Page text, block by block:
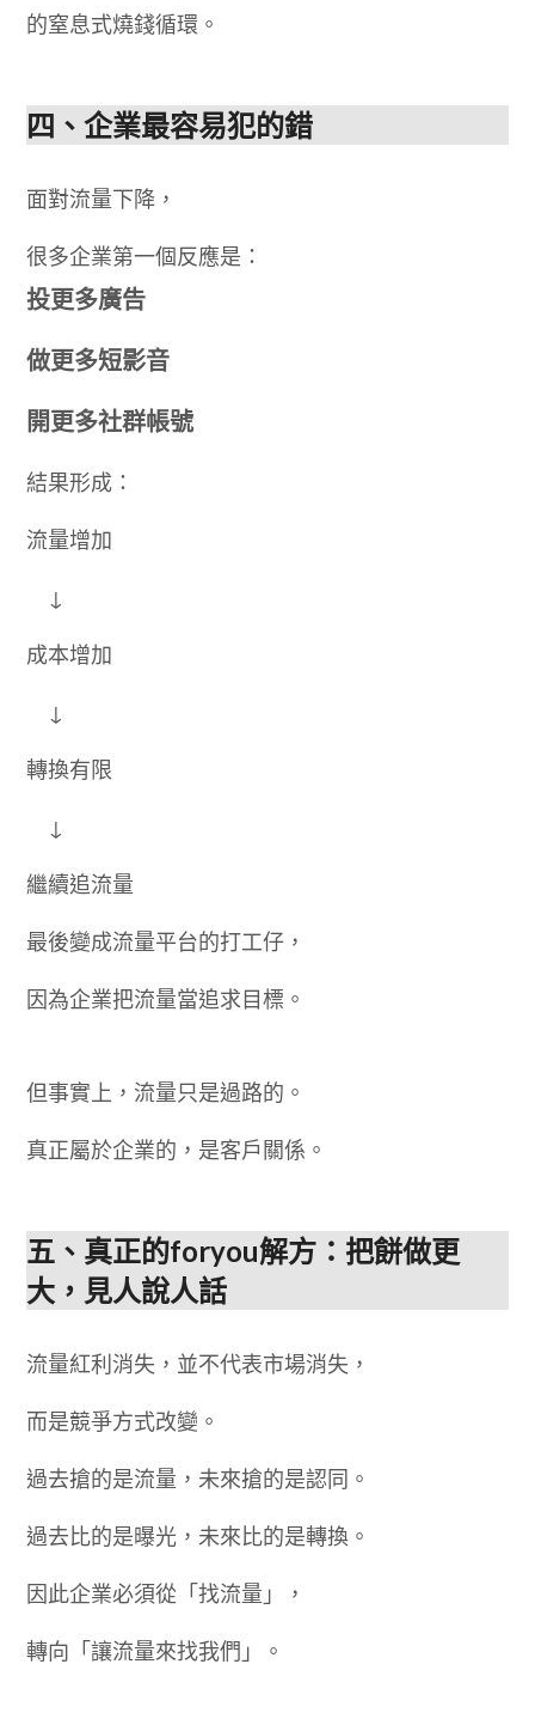
的窒息式燒錢循環。
四、企業最容易犯的錯
面對流量下降，
很多企業第一個反應是：
投更多廣告
做更多短影音
開更多社群帳號
結果形成：
流量增加
↓
成本增加
↓
轉換有限
↓
繼續追流量
最後變成流量平台的打工仔，
因為企業把流量當追求目標。
但事實上，流量只是過路的。
真正屬於企業的，是客戶關係。
五、真正的foryou解方：把餅做更
大，見人說人話
流量紅利消失，並不代表市場消失，
而是競爭方式改變。
過去搶的是流量，未來搶的是認同。
過去比的是曝光，未來比的是轉換。
因此企業必須從「找流量」，
轉向「讓流量來找我們」。